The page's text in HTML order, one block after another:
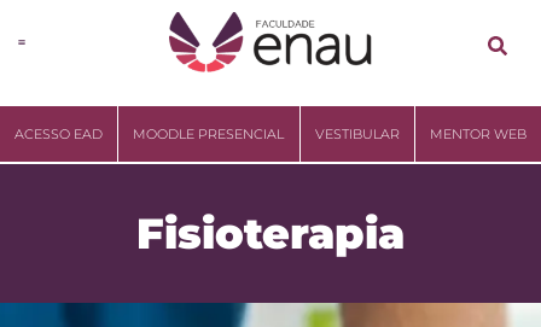
ACESSO EAD MOODLE PRESENCIAL VESTIBULAR MENTOR WEB
Fisioterapia